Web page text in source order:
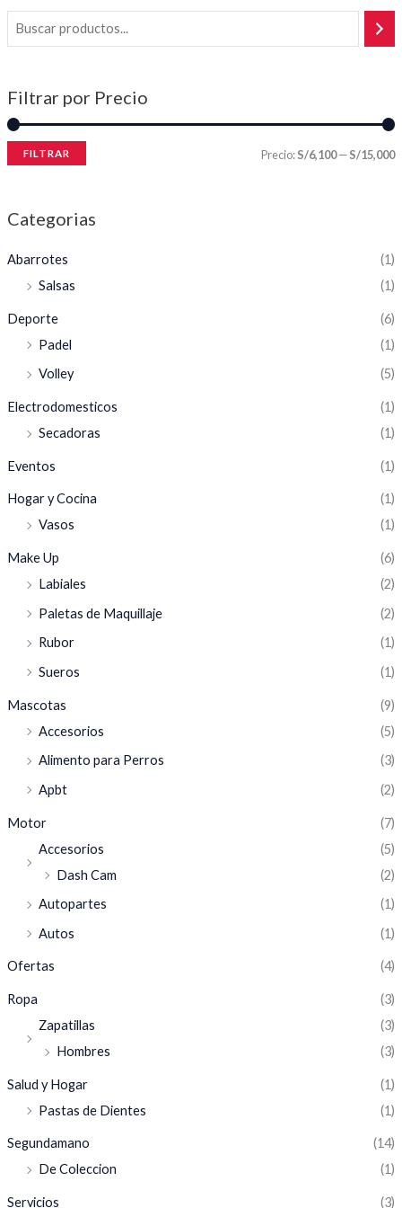
Filtrar por Precio
FILTRAR Precio:S/6,100—S/15,000
Categorias
Abarrotes
(1)
Salsas
(1)
Deporte
(6)
Padel
(1)
Volley
(5)
Electrodomesticos
(1)
Secadoras
(1)
Eventos (1)
Hogar y Cocina
(1)
Vasos
(1)
Make Up
(6)
Labiales
(2)
Paletas de Maquillaje
(2)
Rubor
(1)
Sueros
(1)
Mascotas
(9)
Accesorios
(5)
Alimento para Perros
(3)
Apbt
(2)
Motor
(7)
Accesorios
(5)
Dash Cam
(2)
Autopartes
(1)
Autos
(1)
Ofertas (4)
Ropa
(3)
Zapatillas
(3)
Hombres
(3)
Salud y Hogar
(1)
Pastas de Dientes
(1)
Segundamano
(14)
De Coleccion
(1)
Servicios (3)